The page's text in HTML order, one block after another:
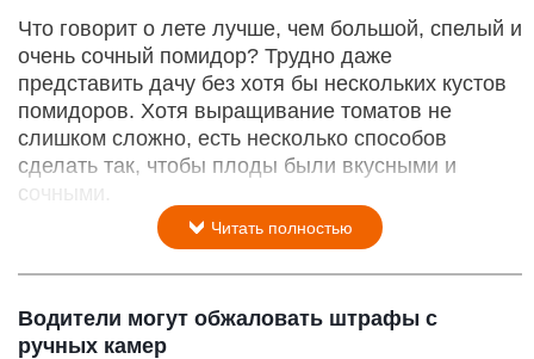
Что говорит о лете лучше, чем большой, спелый и
очень сочный помидор? Трудно даже
представить дачу без хотя бы нескольких кустов
помидоров. Хотя выращивание томатов не
слишком сложно, есть несколько способов
сделать так, чтобы плоды были вкусными и
сочными.
Читать полностью
Водители могут обжаловать штрафы с
ручных камер